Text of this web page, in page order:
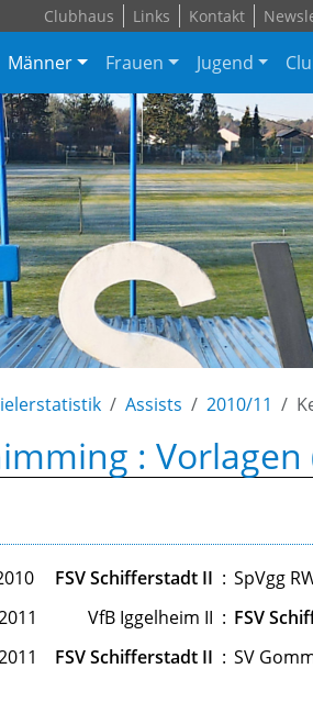
Clubhaus Links Kontakt
Männer Frauen Jugend
Assists 2010/11
:
FSV Schifferstadt II : SpVgg
VfB Iggelheim II : FSV
FSV Schifferstadt II : SV